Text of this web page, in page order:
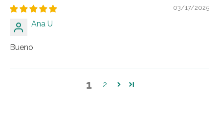
03/17/2025
Ana U
Bueno
1 2